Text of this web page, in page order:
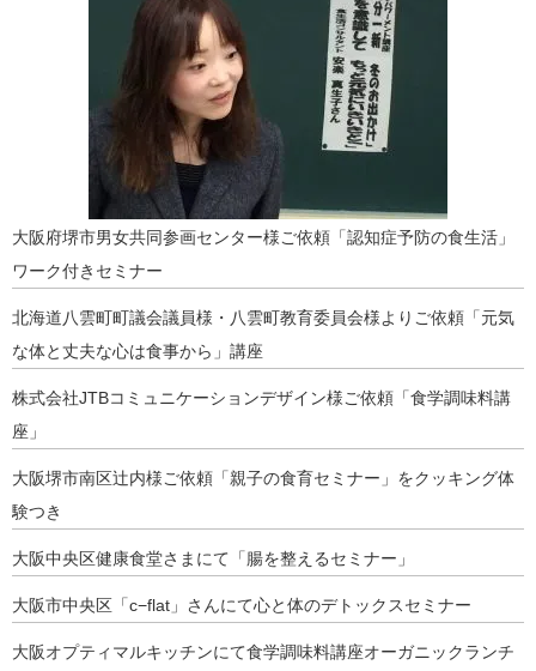
大阪府堺市男女共同参画センター様ご依頼「認知症予防の食生活」
ワーク付きセミナー
北海道八雲町町議会議員様・八雲町教育委員会様よりご依頼「元気
な体と丈夫な心は食事から」講座
株式会社JTBコミュニケーションデザイン様ご依頼「食学調味料講
座」
大阪堺市南区辻内様ご依頼「親子の食育セミナー」をクッキング体
験つき
大阪中央区健康食堂さまにて「腸を整えるセミナー」
大阪市中央区「c−flat」さんにて心と体のデトックスセミナー
大阪オプティマルキッチンにて食学調味料講座オーガニックランチ